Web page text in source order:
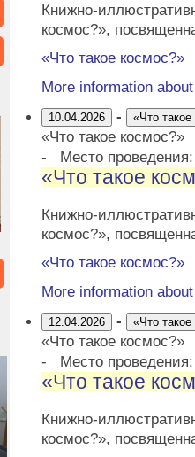
Книжно-
космос?»,
«Что такое космос?»
More information
10.04.2026 - «Что
«Что такое космос?»
-
Место
«Что такое
Книжно-
космос?»,
«Что такое космос?»
More information
12.04.2026 - «Что
«Что такое космос?»
-
Место
«Что такое
Книжно-
космос?»,